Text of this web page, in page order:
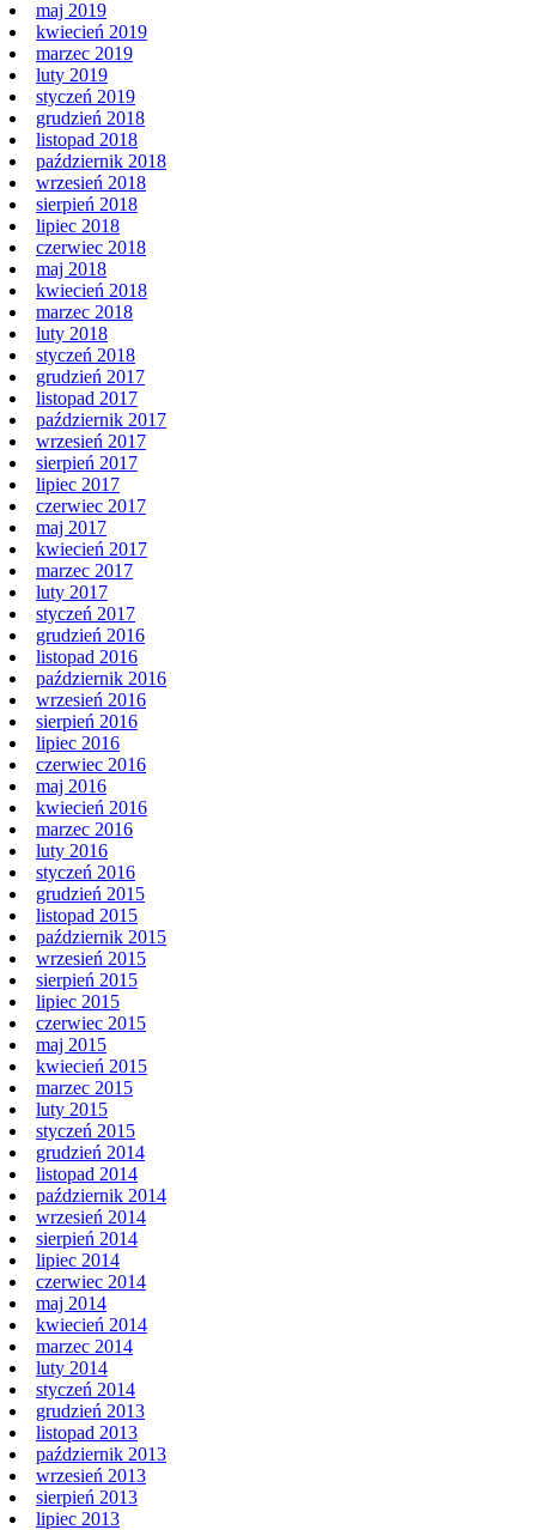
maj 2019
kwiecień 2019
marzec 2019
luty 2019
styczeń 2019
grudzień 2018
listopad 2018
październik 2018
wrzesień 2018
sierpień 2018
lipiec 2018
czerwiec 2018
maj 2018
kwiecień 2018
marzec 2018
luty 2018
styczeń 2018
grudzień 2017
listopad 2017
październik 2017
wrzesień 2017
sierpień 2017
lipiec 2017
czerwiec 2017
maj 2017
kwiecień 2017
marzec 2017
luty 2017
styczeń 2017
grudzień 2016
listopad 2016
październik 2016
wrzesień 2016
sierpień 2016
lipiec 2016
czerwiec 2016
maj 2016
kwiecień 2016
marzec 2016
luty 2016
styczeń 2016
grudzień 2015
listopad 2015
październik 2015
wrzesień 2015
sierpień 2015
lipiec 2015
czerwiec 2015
maj 2015
kwiecień 2015
marzec 2015
luty 2015
styczeń 2015
grudzień 2014
listopad 2014
październik 2014
wrzesień 2014
sierpień 2014
lipiec 2014
czerwiec 2014
maj 2014
kwiecień 2014
marzec 2014
luty 2014
styczeń 2014
grudzień 2013
listopad 2013
październik 2013
wrzesień 2013
sierpień 2013
lipiec 2013